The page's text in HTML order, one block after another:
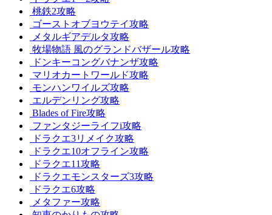
桃鉄2攻略
ゴーストオブヨウテイ攻略
メタルギアデルタ攻略
牧場物語 風のグランドバザール攻略
ドンキーコングバナンザ攻略
マリオカートワールド攻略
モンハンワイルズ攻略
エルデンリング攻略
Blades of Fire攻略
ファンタジーライフi攻略
ドラクエ3リメイク攻略
ドラクエ10オフライン攻略
ドラクエ11攻略
ドラクエモンスターズ3攻略
ドラクエ6攻略
メタファー攻略